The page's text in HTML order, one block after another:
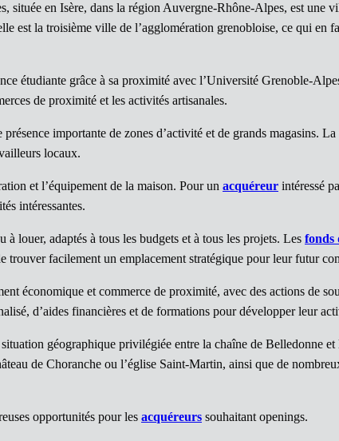
située en Isère, dans la région Auvergne-Rhône-Alpes, est une
est la troisième ville de l’agglomération grenobloise, ce qui en
étudiante grâce à sa proximité avec l’Université Grenoble-
de proximité et les activités artisanales.
importante de zones d’activité et de grands magasins.
locaux.
et l’équipement de la maison. Pour un acquéreur intéressé
intéressantes.
louer, adaptés à tous les budgets et à tous les projets. Les fonds
trouver facilement un emplacement stratégique pour leur futur
économique et commerce de proximité, avec des actions de
d’aides financières et de formations pour développer leur
géographique privilégiée entre la chaîne de Belledonne
de Choranche ou l’église Saint-Martin, ainsi que de
opportunités pour les acquéreurs souhaitant openings.